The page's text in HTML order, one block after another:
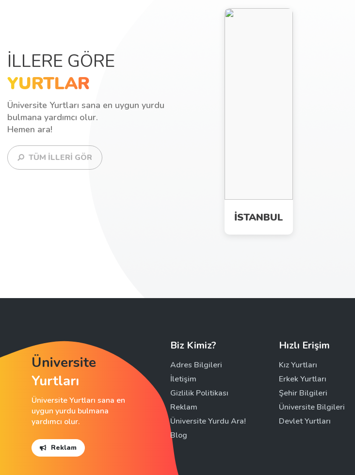
İLLERE GÖRE
YURTLAR
Üniversite Yurtları sana en uygun yurdu
bulmana yardımcı olur.
Hemen ara!
TÜM İLLERİ GÖR
İSTANBUL
Üniversite
Yurtları
Üniversite Yurtları sana en
uygun yurdu bulmana
yardımcı olur.
Reklam
Biz Kimiz?
Adres Bilgileri
İletişim
Gizlilik Politikası
Reklam
Üniversite Yurdu Ara!
Blog
Hızlı Erişim
Kız Yurtları
Erkek Yurtları
Şehir Bilgileri
Üniversite Bilgileri
Devlet Yurtları